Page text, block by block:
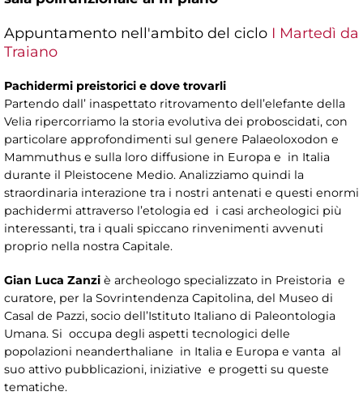
Appuntamento nell'ambito del ciclo I Martedì da
Traiano
Pachidermi preistorici e dove trovarli
Partendo dall’ inaspettato ritrovamento dell’elefante della
Velia ripercorriamo la storia evolutiva dei proboscidati, con
particolare approfondimenti sul genere Palaeoloxodon e
Mammuthus e sulla loro diffusione in Europa e in Italia
durante il Pleistocene Medio. Analizziamo quindi la
straordinaria interazione tra i nostri antenati e questi enormi
pachidermi attraverso l’etologia ed i casi archeologici più
interessanti, tra i quali spiccano rinvenimenti avvenuti
proprio nella nostra Capitale.
Gian Luca Zanzi è archeologo specializzato in Preistoria e
curatore, per la Sovrintendenza Capitolina, del Museo di
Casal de Pazzi, socio dell’Istituto Italiano di Paleontologia
Umana. Si occupa degli aspetti tecnologici delle
popolazioni neanderthaliane in Italia e Europa e vanta al
suo attivo pubblicazioni, iniziative e progetti su queste
tematiche.